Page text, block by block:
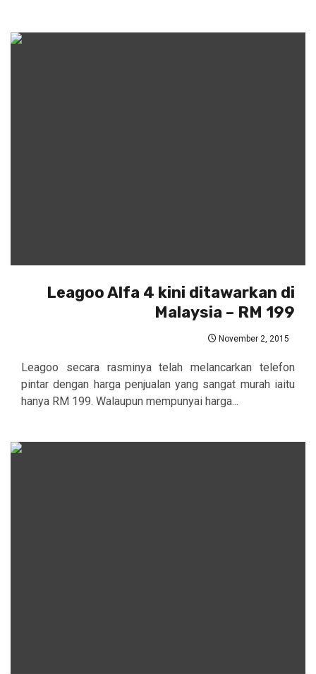
Leagoo Alfa 4 kini ditawarkan di
Malaysia – RM 199
November 2, 2015
Leagoo secara rasminya telah melancarkan telefon
pintar dengan harga penjualan yang sangat murah iaitu
hanya RM 199. Walaupun mempunyai harga...